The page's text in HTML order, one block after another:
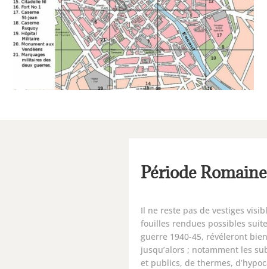
Période Romaine
Il ne reste pas de vestiges
fouilles rendues possibles
guerre 1940-45, révéleront
jusqu’alors ; notamment les
et publics, de thermes,